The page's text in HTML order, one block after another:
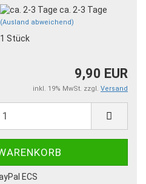
ca. 2-3 Tage
(Ausland abweichend)
1 Stück
9,90 EUR
inkl. 19% MwSt. zzgl. Versand